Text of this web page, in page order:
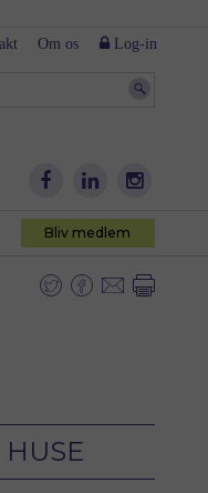
Bliv medlem
Om os Log-in